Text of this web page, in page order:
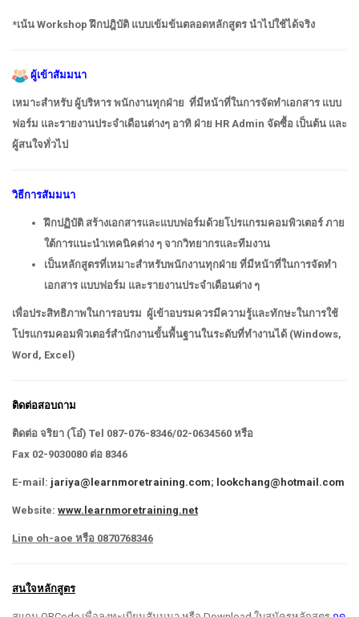
*เน้น Workshop ฝึกปฎิบัติ แบบเข้มข้นตลอดหลักสูตร นำไปใช้ได้จริง
ผู้เข้าสัมมนา
เหมาะสำหรับ ผู้บริหาร พนักงานทุกฝ่าย ที่มีหน้าที่ในการจัดทำเอกสาร แบบ
ฟอร์ม และรายงานประจำเดือนต่างๆ อาทิ ฝ่าย HR Admin จัดซื้อ เป็นต้น และ
ผู้สนใจทั่วไป
วิธีการสัมมนา
ฝึกปฏิบัติ สร้างเอกสารและแบบฟอร์มด้วยโปรแกรมคอมพิวเตอร์ ภาย
ใต้การแนะนำเทคนิคต่าง ๆ จากวิทยากรและทีมงาน
เป็นหลักสูตรที่เหมาะสำหรับพนักงานทุกฝ่าย ที่มีหน้าที่ในการจัดทำ
เอกสาร แบบฟอร์ม และรายงานประจำเดือนต่าง ๆ
เพื่อประสิทธิภาพในการอบรม ผู้เข้าอบรมควรมีความรู้และทักษะในการใช้
โปรแกรมคอมพิวเตอร์สำนักงานขั้นพื้นฐานในระดับที่ทำงานได้ (Windows,
Word, Excel)
ติดต่อสอบถาม
ติดต่อ จริยา (โอ๋) Tel 087-076-8346/02-0634560 หรือ
Fax 02-9030080 ต่อ 8346
E-mail: jariya@learnmoretraining.com; lookchang@hotmail.com
Website: www.learnmoretraining.net
Line oh-aoe หรือ 0870768346
สนใจหลักสูตร